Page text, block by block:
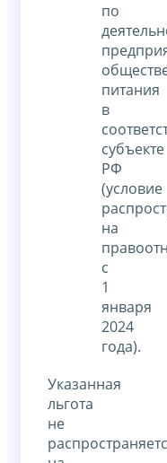
по
питания
в
субъекте
РФ
(условие
на
с
1
января
2024
года).
Указанная
льгота
не